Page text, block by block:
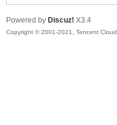
Powered by Discuz! X3.4
Copyright © 2001-2021, Tencent Cloud.